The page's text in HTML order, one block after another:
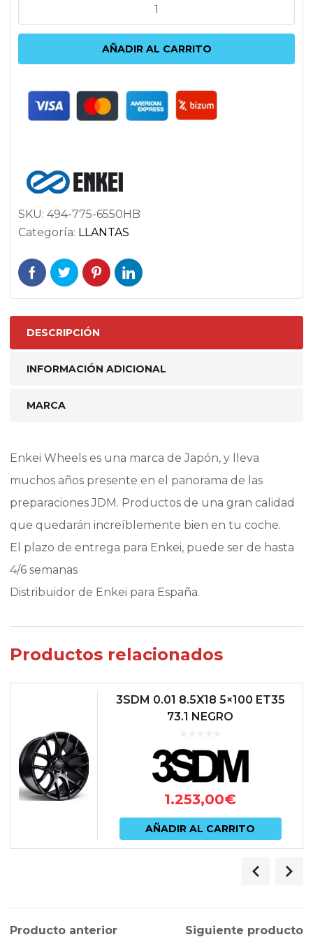
YS5
5X114.3
72.6
ANTRACITA
AÑADIR AL CARRITO
SKU: 494-775-6550HB
Categoría: LLANTAS
DESCRIPCIÓN
INFORMACIÓN ADICIONAL
MARCA
Enkei Wheels es una marca de Japón, y lleva
muchos años presente en el panorama de las
preparaciones JDM. Productos de una gran calidad
que quedarán increíblemente bien en tu coche.
El plazo de entrega para Enkei, puede ser de hasta
4/6 semanas
Distribuidor de Enkei para España.
Productos relacionados
3SDM 0.01 8.5X18 5×100 ET35
73.1 NEGRO
1.253,00€
AÑADIR AL CARRITO
Producto anterior Siguiente producto